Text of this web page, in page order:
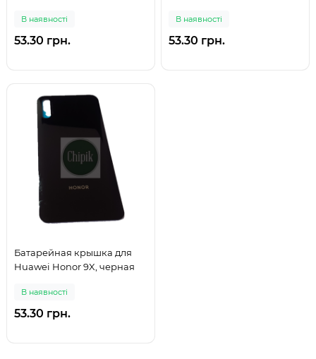
В наявності
53.30 грн.
В наявності
53.30 грн.
Батарейная крышка для
Huawei Honor 9X, черная
В наявності
53.30 грн.